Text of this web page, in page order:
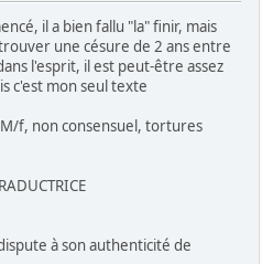
il a bien fallu "la" finir, mais
une césure de 2 ans entre
l'esprit, il est peut-être assez
c'est mon seul texte
f, non consensuel, tortures
à son authenticité de